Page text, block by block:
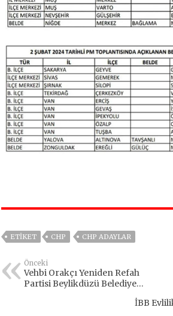
ETIKET CHP CHP ADAYLAR
Önceki
Vehbi Orakçı Yeniden Refah
Partisi Beylikdüzü Belediye
İBB